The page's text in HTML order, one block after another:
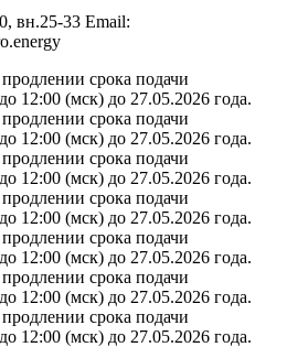
вн.25-33 Email:
срока подачи
12:00 (мск) до 27.05.2026 года.
срока подачи
12:00 (мск) до 27.05.2026 года.
срока подачи
12:00 (мск) до 27.05.2026 года.
срока подачи
12:00 (мск) до 27.05.2026 года.
срока подачи
12:00 (мск) до 27.05.2026 года.
срока подачи
12:00 (мск) до 27.05.2026 года.
срока подачи
12:00 (мск) до 27.05.2026 года.